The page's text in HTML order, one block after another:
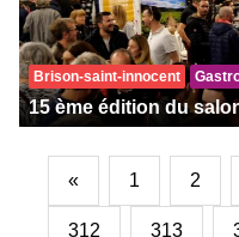
Brison-saint-innocent
15 ème édition du
« 1 2
312 313